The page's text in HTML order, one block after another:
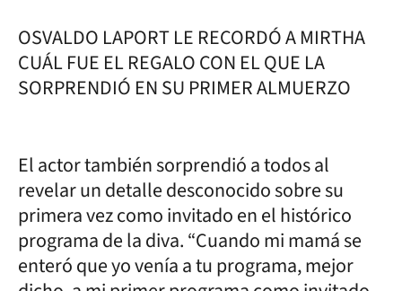
OSVALDO LAPORT LE RECORDÓ A MIRTHA
CUÁL FUE EL REGALO CON EL QUE LA
SORPRENDIÓ EN SU PRIMER ALMUERZO
El actor también sorprendió a todos al
revelar un detalle desconocido sobre su
primera vez como invitado en el histórico
programa de la diva. “Cuando mi mamá se
enteró que yo venía a tu programa, mejor